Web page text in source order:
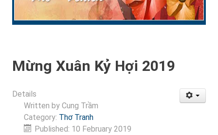
Mừng Xuân Kỷ Hợi 2019
Details
Written by Cung Trầm
Category: Thơ Tranh
Published: 10 February 2019